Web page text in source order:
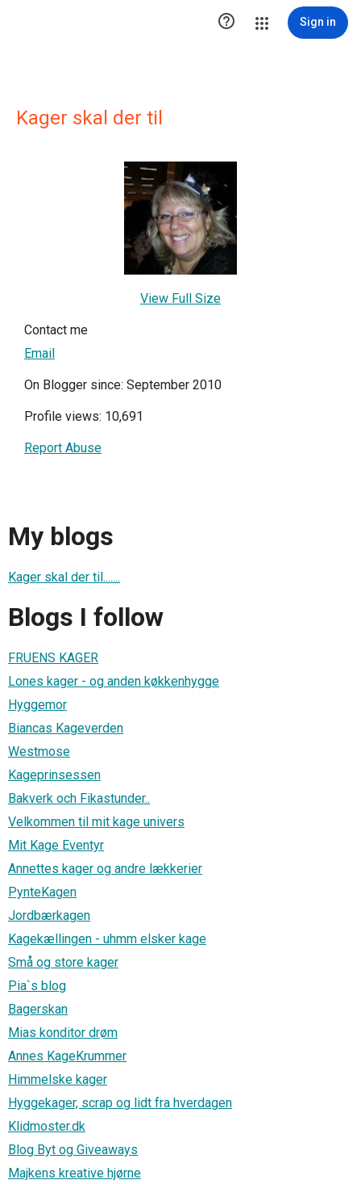
 Sign in
Kager skal der til
View Full Size
Contact me
Email
On Blogger since: September 2010
Profile views: 10,691
Report Abuse
My blogs
Kager skal der til.......
Blogs I follow
FRUENS KAGER
Lones kager - og anden køkkenhygge
Hyggemor
Biancas Kageverden
Westmose
Kageprinsessen
Bakverk och Fikastunder..
Velkommen til mit kage univers
Mit Kage Eventyr
Annettes kager og andre lækkerier
PynteKagen
Jordbærkagen
Kagekællingen - uhmm elsker kage
Små og store kager
Pia`s blog
Bagerskan
Mias konditor drøm
Annes KageKrummer
Himmelske kager
Hyggekager, scrap og lidt fra hverdagen
Klidmoster.dk
Blog Byt og Giveaways
Majkens kreative hjørne